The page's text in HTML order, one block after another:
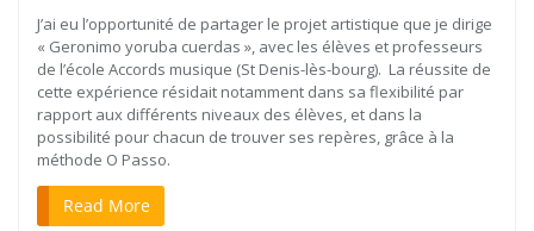
J’ai eu l’opportunité de partager le projet artistique que je dirige
« Geronimo yoruba cuerdas », avec les élèves et professeurs
de l’école Accords musique (St Denis-lès-bourg). La réussite de
cette expérience résidait notamment dans sa flexibilité par
rapport aux différents niveaux des élèves, et dans la
possibilité pour chacun de trouver ses repères, grâce à la
méthode O Passo.
Read More